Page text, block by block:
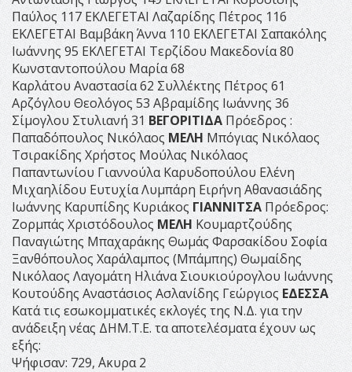
Παύλος 117 ΕΚΛΕΓΕΤΑΙ Λαζαρίδης Πέτρος 116
ΕΚΛΕΓΕΤΑΙ Βαμβάκη Άννα 110 ΕΚΛΕΓΕΤΑΙ Σαπακόλης
Ιωάννης 95 ΕΚΛΕΓΕΤΑΙ Τερζίδου Μακεδονία 80
Κωνσταντοπούλου Μαρία 68
Καρλάτου Αναστασία 62 Συλλέκτης Πέτρος 61
Αρζόγλου Θεολόγος 53 Αβραμίδης Ιωάννης 36
Σίμογλου Στυλιανή 31ΒΕΓΟΡΙΤΙΔΑ Πρόεδρος :
Παπαδόπουλος ΝικόλαοςΜΕΛΗ Μπόγιας Νικόλαος
Τσιρακίδης Χρήστος Μούλας Νικόλαος
Παπαντωνίου Γιαννούλα Καρυδοπούλου Ελένη
Μιχαηλίδου Ευτυχία Λυμπάρη Ειρήνη Αθανασιάδης
Ιωάννης Καρυπίδης ΚυριάκοςΓΙΑΝΝΙΤΣΑ Πρόεδρος:
Ζορμπάς Χριστόδουλος ΜΕΛΗΚουμαρτζούδης
Παναγιώτης Μπαχαράκης Θωμάς Φαρσακίδου Σοφία
Ξανθόπουλος Χαράλαμπος (Μπάμπης) Θωμαίδης
Νικόλαος Λαγομάτη Ηλιάνα Σιουκιούρογλου Ιωάννης
Κουτούδης Αναστάσιος Ασλανίδης Γεώργιος ΕΔΕΣΣΑ
Κατά τις εσωκομματικές εκλογές της Ν.Δ. για την
ανάδειξη νέας ΔΗΜ.Τ.Ε. τα αποτελέσματα έχουν ως
εξής:
Ψήφισαν: 729, ΄Ακυρα 2